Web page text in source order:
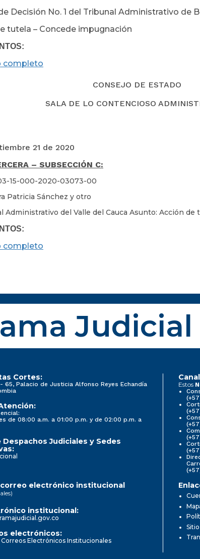
Decisión No. 1 del Tribunal Administrativo de
tutela – Concede impugnación
completo
CONSEJO DE ESTADO
SALA DE LO CONTENCIOSO
21 de 2020
– SUBSECCIÓN C:
15-000-2020-03073-00
Patricia Sánchez y otro
Administrativo del Valle del Cauca Asunto: Acción de
completo
Judicial
Cortes:
65, Palacio de Justicia Alfonso Reyes Echandía
de 08:00 a.m. a 01:00 p.m. y de 02:00 p.m. a
Despachos Judiciales y Sedes
Estos
correo electrónico institucional
institucional:
electrónicos:
Electrónicos Institucionales